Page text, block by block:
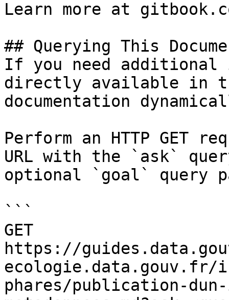
Learn more at
## Querying This
If you need
directly available in
documentation
Perform an HTTP GET
URL with the `ask`
optional `goal` query
```
GET
https://
ecologie.data.gouv.fr/
phares/publication-